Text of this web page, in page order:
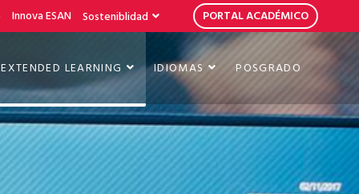
Innova ESAN Sosteniblidad PORTAL ACADÉMICO
EXTENDED LEARNING IDIOMAS POSGRADO